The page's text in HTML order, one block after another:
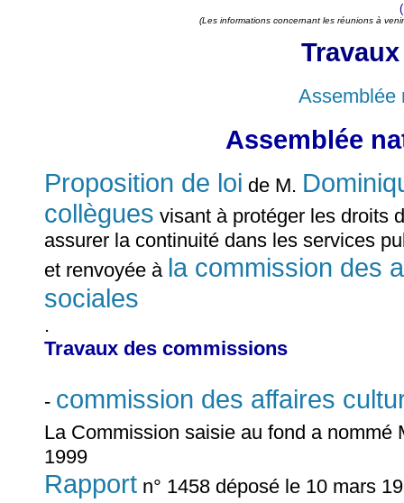
(Les informations concernant les réunions à
Assemblée
Assemblée
Proposition de loi de M.
collègues visant à protéger les droits
assurer la continuité dans les services
et renvoyée à la commission des
sociales
.
Travaux des commissions
- commission des affaires
La Commission saisie au fond a nommé
1999
Rapport n° 1458 déposé le 10 mars